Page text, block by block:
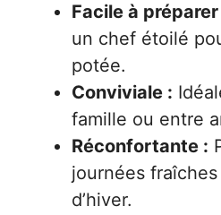
Facile à préparer
un chef étoilé
potée.
Conviviale :
famille ou entre
Réconfortante :
journées fraîches
d’hiver.